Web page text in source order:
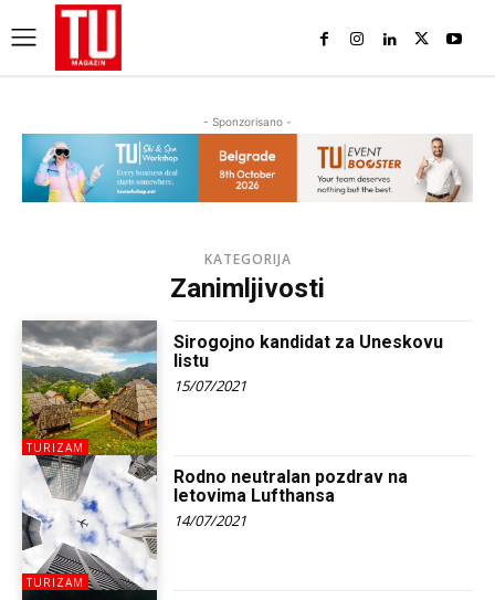
- Sponzorisano -
KATEGORIJA
Zanimljivosti
TURIZAM
Sirogojno kandidat za Uneskovu
listu
15/07/2021
TURIZAM
Rodno neutralan pozdrav na
letovima Lufthansa
14/07/2021